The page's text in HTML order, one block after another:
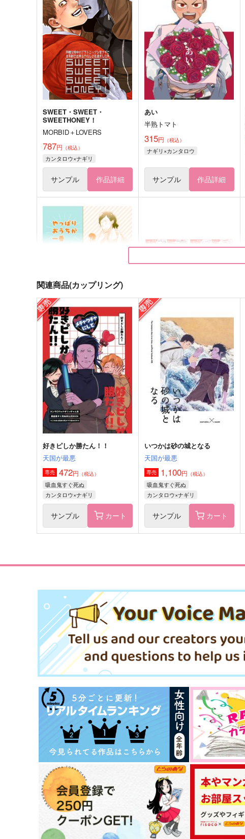
SWEET・SWEET・
SWEETHONEY！
MORBID＋LOVERS
787円 （税込）
カンタロウ×ナギリ
サンプル 作品詳細
あい
半熟トマト
315円 （税込）
ナギリ×カンタロウ
サンプル 作品詳細
やっぱりおうちが一番
わけあり
787円（税込）
神在月シンジ×ナギリ
サンプル 作品詳細
ロナドラヨンコマ
何処でも一生
円（税込）
ロナルド×ドラルク
サンプル 作品詳細
トレオン
629 （税込）
ロナルド×ドラルク
サンプル 作品詳細
巣箱。
円（税込）
ロナルド×ドラルク
サンプル 作品詳細
fika
Largo
1,100円
NOISILY3(再録3)
とりてん定食
440円（税込）
関連商品(カップリング)
好きピしか勝たん！！
天国が最悪
専売 472円 （税込）
吸血鬼すぐ死ぬ
カンタロウ×ナギリ
サンプル カート
いつかは砂の城となる
天国が最悪
専売 1,100円 （税込）
吸血鬼すぐ死ぬ
カンタロウ×ナギリ
サンプル カート